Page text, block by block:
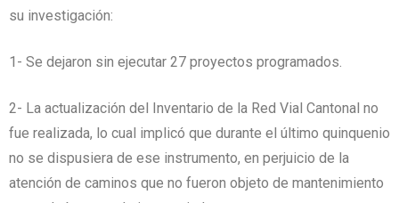
su investigación:
1- Se dejaron sin ejecutar 27 proyectos programados.
2- La actualización del Inventario de la Red Vial Cantonal no
fue realizada, lo cual implicó que durante el último quinquenio
no se dispusiera de ese instrumento, en perjuicio de la
atención de caminos que no fueron objeto de mantenimiento